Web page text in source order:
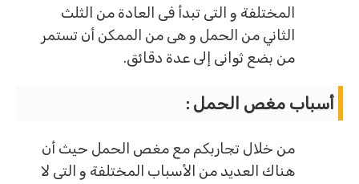
المختلفة و التى تبدأ فى العادة من الثلث
الثاني من الحمل و هى من الممكن أن تستمر
من بضع ثوانى إلى عدة دقائق.
أسباب مغص الحمل :
من خلال تجاربكم مع مغص الحمل حيث أن
هناك العديد من الأسباب المختلفة و التى لا